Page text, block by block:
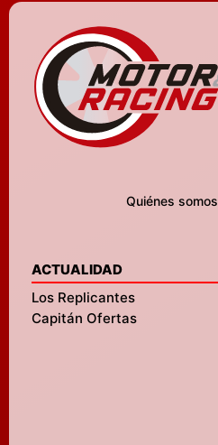
Quiénes somos
ACTUALIDAD
Los Replicantes
Capitán Ofertas